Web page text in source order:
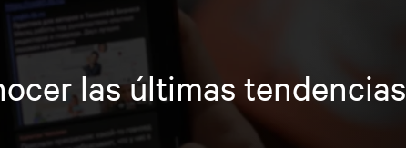
las últimas tendencias